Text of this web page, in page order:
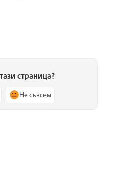
страница?
Не съвсем